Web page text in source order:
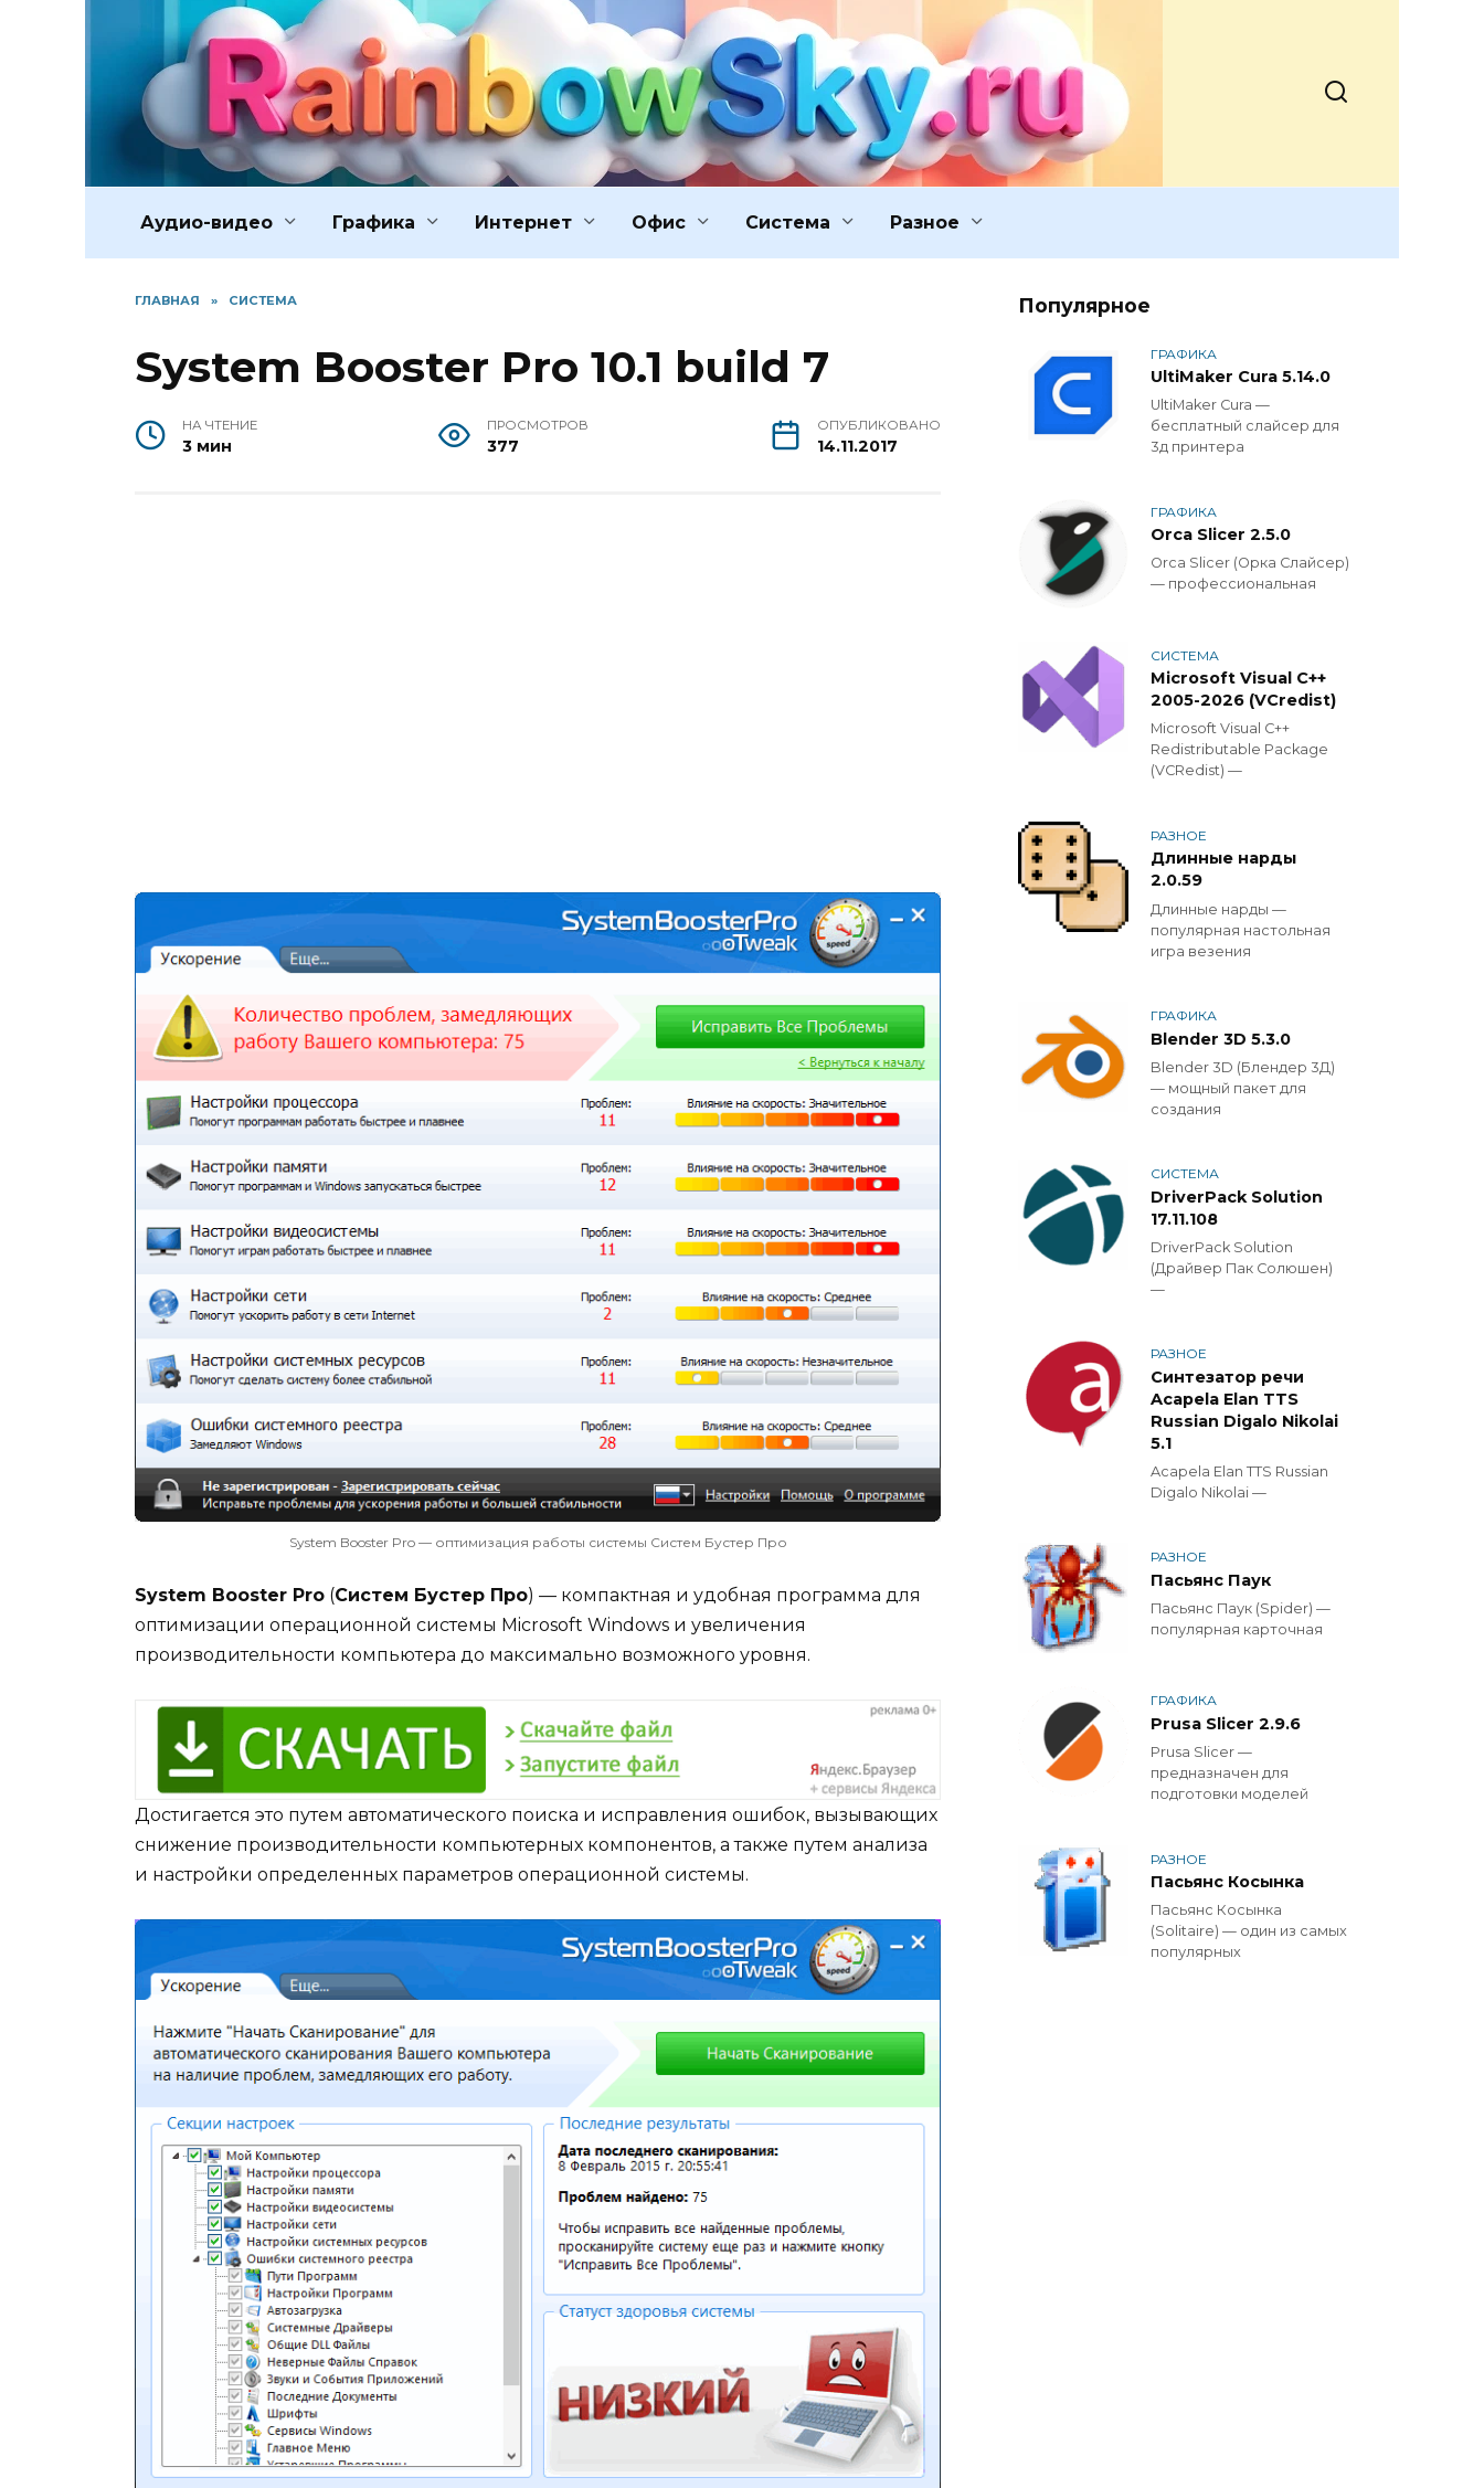
Аудио-видео Графика Интернет Офис Система Разное
ГЛАВНАЯ » СИСТЕМА
System Booster Pro 10.1 build 7
НА ЧТЕНИЕ
3 мин
ПРОСМОТРОВ
377
ОПУБЛИКОВАНО
14.11.2017
System Booster Pro — оптимизация работы системы Систем Бустер Про
System Booster Pro (Систем Бустер Про) — компактная и удобная программа для
оптимизации операционной системы Microsoft Windows и увеличения
производительности компьютера до максимально возможного уровня.
Достигается это путем автоматического поиска и исправления ошибок, вызывающих
снижение производительности компьютерных компонентов, а также путем анализа
и настройки определенных параметров операционной системы.
Популярное
ГРАФИКА
UltiMaker Cura 5.14.0
UltiMaker Cura —
бесплатный слайсер для
3д принтера
ГРАФИКА
Orca Slicer 2.5.0
Orca Slicer (Орка Слайсер)
— профессиональная
СИСТЕМА
Microsoft Visual C++
2005-2026 (VCredist)
Microsoft Visual C++
Redistributable Package
(VCRedist) —
РАЗНОЕ
Длинные нарды
2.0.59
Длинные нарды —
популярная настольная
игра везения
ГРАФИКА
Blender 3D 5.3.0
Blender 3D (Блендер 3Д)
— мощный пакет для
создания
СИСТЕМА
DriverPack Solution
17.11.108
DriverPack Solution
(Драйвер Пак Солюшен)
—
РАЗНОЕ
Синтезатор речи
Acapela Elan TTS
Russian Digalo Nikolai
5.1
Acapela Elan TTS Russian
Digalo Nikolai —
РАЗНОЕ
Пасьянс Паук
Пасьянс Паук (Spider) —
популярная карточная
ГРАФИКА
Prusa Slicer 2.9.6
Prusa Slicer —
предназначен для
подготовки моделей
РАЗНОЕ
Пасьянс Косынка
Пасьянс Косынка
(Solitaire) — один из самых
популярных